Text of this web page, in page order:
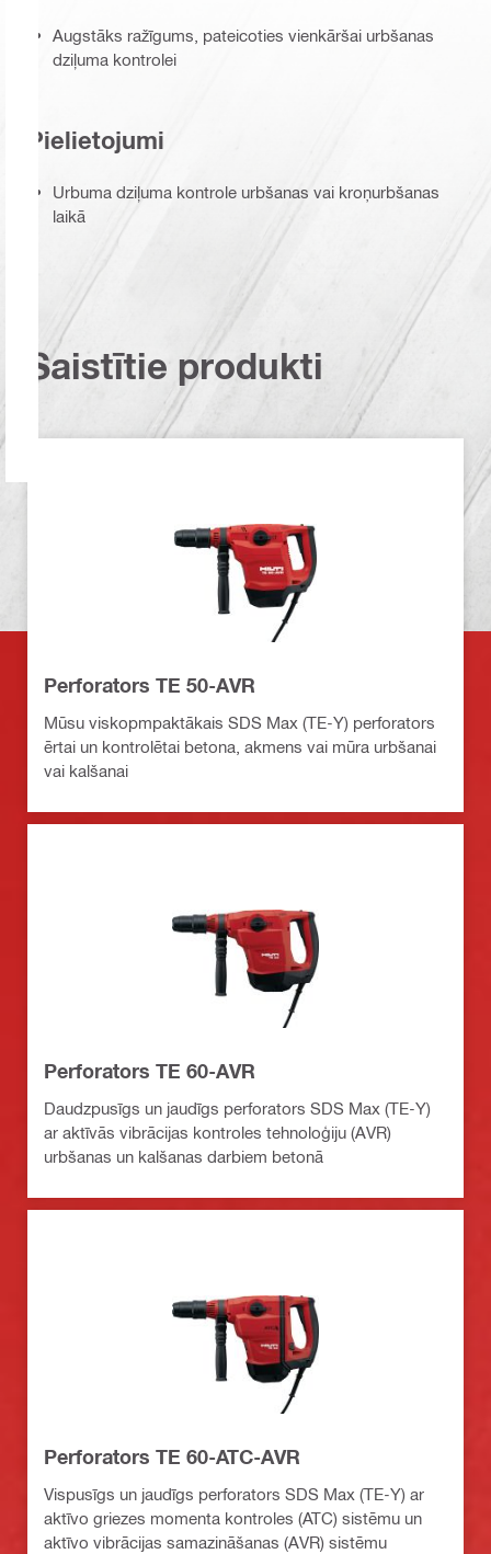
Augstāks ražīgums, pateicoties vienkāršai urbšanas
dziļuma kontrolei
Pielietojumi
Urbuma dziļuma kontrole urbšanas vai kroņurbšanas
laikā
Saistītie produkti
Perforators TE 50-AVR
Mūsu viskopmpaktākais SDS Max (TE-Y) perforators
ērtai un kontrolētai betona, akmens vai mūra urbšanai
vai kalšanai
Perforators TE 60-AVR
Daudzpusīgs un jaudīgs perforators SDS Max (TE-Y)
ar aktīvās vibrācijas kontroles tehnoloģiju (AVR)
urbšanas un kalšanas darbiem betonā
Perforators TE 60-ATC-AVR
Vispusīgs un jaudīgs perforators SDS Max (TE-Y) ar
aktīvo griezes momenta kontroles (ATC) sistēmu un
aktīvo vibrācijas samazināšanas (AVR) sistēmu